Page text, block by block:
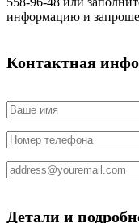
информацию и
Контактная
Детали и